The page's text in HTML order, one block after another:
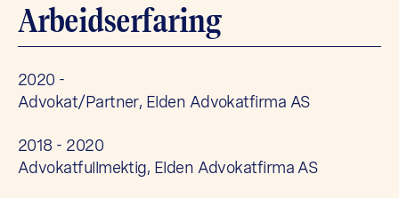
Arbeidserfaring
2020 -
Advokat/Partner, Elden Advokatfirma AS
2018 - 2020
Advokatfullmektig, Elden Advokatfirma AS